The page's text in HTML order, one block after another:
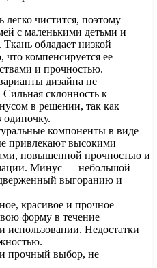
чистится, поэтому
с маленькими детьми и
обладает низкой
компенсируется ее
и прочностью.
дизайна не
склонность к
в решении, так как
одиночку.
компоненты в виде
привлекают высокими
повышенной прочностью и
Минус — небольшой
выгоранию и
красивое и прочное
форму в течение
использовании. Недостатки
прочный выбор, не